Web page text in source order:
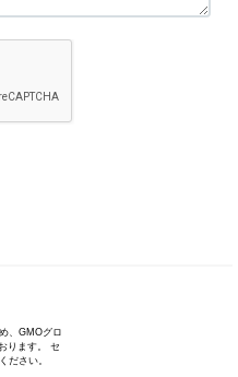
、GMOグロ
ります。 セ
ださい。